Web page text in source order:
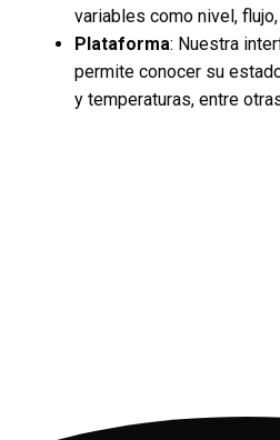
variables como nivel,
Plataforma: Nuestra
permite conocer su
y temperaturas, entre